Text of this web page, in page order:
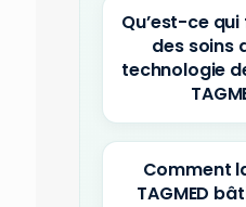
Qu’est-ce
des soins
technologie
Comment
TAGMED